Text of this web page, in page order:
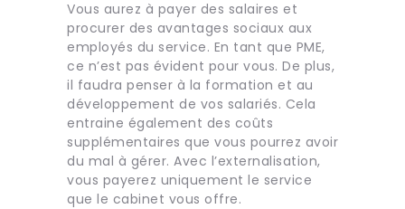
Vous aurez à payer des salaires et
procurer des avantages sociaux aux
employés du service. En tant que PME,
ce n’est pas évident pour vous. De plus,
il faudra penser à la formation et au
développement de vos salariés. Cela
entraine également des coûts
supplémentaires que vous pourrez avoir
du mal à gérer. Avec l’externalisation,
vous payerez uniquement le service
que le cabinet vous offre.